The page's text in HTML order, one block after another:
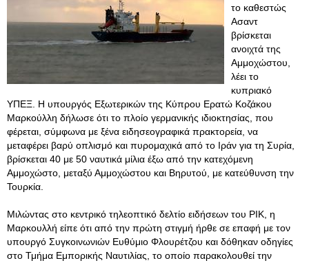
το καθεστώς
Ασαντ
βρίσκεται
ανοιχτά της
Αμμοχώστου,
λέει το
κυπριακό
ΥΠΕΞ. Η υπουργός Εξωτερικών της Κύπρου Ερατώ Κοζάκου
Μαρκούλλη δήλωσε ότι το πλοίο γερμανικής ιδιοκτησίας, που
φέρεται, σύμφωνα με ξένα ειδησεογραφικά πρακτορεία, να
μεταφέρει βαρύ οπλισμό και πυρομαχικά από το Ιράν για τη Συρία,
βρίσκεται 40 με 50 ναυτικά μίλια έξω από την κατεχόμενη
Αμμοχώστο, μεταξύ Αμμοχώστου και Βηρυτού, με κατεύθυνση την
Τουρκία.
Μιλώντας στο κεντρικό τηλεοπτικό δελτίο ειδήσεων του ΡΙΚ, η
Μαρκουλλή είπε ότι από την πρώτη στιγμή ήρθε σε επαφή με τον
υπουργό Συγκοινωνιών Ευθύμιο Φλουρέτζου και δόθηκαν οδηγίες
στο Τμήμα Εμπορικής Ναυτιλίας, το οποίο παρακολουθεί την